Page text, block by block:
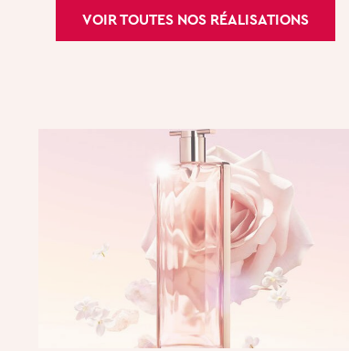
VOIR TOUTES NOS RÉALISATIONS